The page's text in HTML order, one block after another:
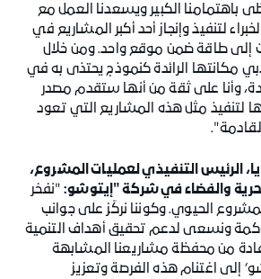
باهتمامنا الكبير ويسعدنا العمل مع
لتنفيذ وإنجاز أحد أكبر المشاريع في
إلى طاقة ضمن موقع واحد. ومن خلال
مكانتها الرائدة كنموذج يحتذى به في
وأنا على ثقة من أنها ستقدم مصدر
لتنفيذ مثل هذه المشاريع التي تعود
الرئيس التنفيذي لعمليات المشروع،
والفضاء في شركة "إيتوشو:"نفخر
الحيوي. وكوننا نركّز على جوانب
ونسعى لدعم تحقيق أهداف التنمية
من محفظة مشاريعنا المشابهة
إلى اغتنام هذه الفرصة وتعزيز